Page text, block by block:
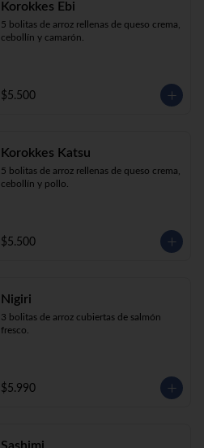
Korokkes Ebi
5 bolitas de arroz rellenas de queso crema,
cebollín y camarón.
$5.500
Korokkes Katsu
5 bolitas de arroz rellenas de queso crema,
cebollín y pollo.
$5.500
Nigiri
3 bolitas de arroz cubiertas de salmón
fresco.
$5.990